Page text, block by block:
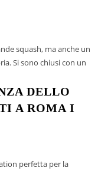
squash, ma anche un
un
DELLO
A ROMA I
perfetta per la